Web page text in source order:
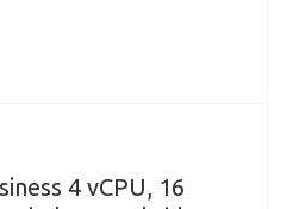
4 vCPU, 16